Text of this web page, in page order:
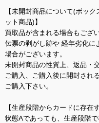
【未開封商品について(ボッ
ット商品)】
買取品が含まれる場合もござい
伝票の剥がし跡や 経年劣化に
場合がございます。
未開封商品の性質上、返品・
ご購入、ご購入後に開封され
ご購入下さい。
【生産段階からカードに存在
状態Aであっても、生産段階